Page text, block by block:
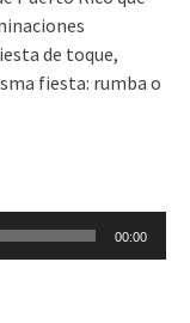
de toque,
fiesta: rumba o
00:00